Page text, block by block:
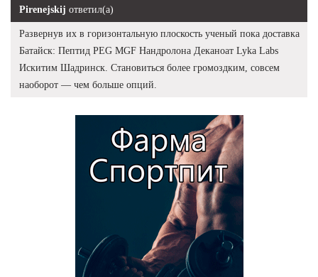
Pirenejskij ответил(а)
Развернув их в горизонтальную плоскость ученый пока доставка
Батайск: Пептид PEG MGF Нандролона Деканоат Lyka Labs
Искитим Шадринск. Становиться более громоздким, совсем
наоборот — чем больше опций.